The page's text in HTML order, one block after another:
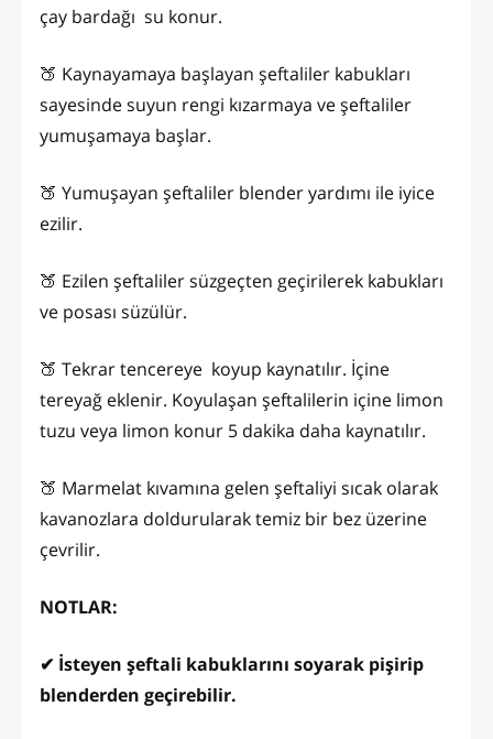
çay bardağı su konur.
🍑 Kaynayamaya başlayan şeftaliler kabukları
sayesinde suyun rengi kızarmaya ve şeftaliler
yumuşamaya başlar.
🍑 Yumuşayan şeftaliler blender yardımı ile iyice
ezilir.
🍑 Ezilen şeftaliler süzgeçten geçirilerek kabukları
ve posası süzülür.
🍑 Tekrar tencereye koyup kaynatılır. İçine
tereyağ eklenir. Koyulaşan şeftalilerin içine limon
tuzu veya limon konur 5 dakika daha kaynatılır.
🍑 Marmelat kıvamına gelen şeftaliyi sıcak olarak
kavanozlara doldurularak temiz bir bez üzerine
çevrilir.
NOTLAR:
✔ İsteyen şeftali kabuklarını soyarak pişirip
blenderden geçirebilir.